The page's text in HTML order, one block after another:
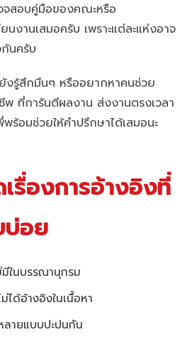
จสอบคู่มือของคณะหรือ
นงานเสมอครับ เพราะแต่ละแห่งอาจ
นครับ
งรู้สึกมึนๆ หรืออยากหาคนช่วย
พ ที่การันตีผลงาน ส่งงานตรงเวลา
ร้อมช่วยให้คำปรึกษาได้เสมอนะ
รื่องการอ้างอิงที่
อย
มีในบรรณานุกรม
ได้อ้างอิงในเนื้อหา
ลายแบบปะปนกัน